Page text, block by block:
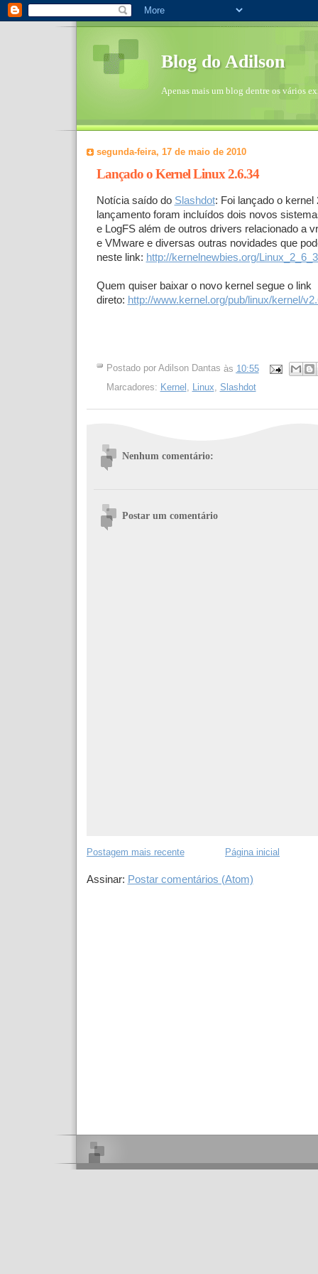
Blog do Adilson
Apenas mais um blog dentre os vários
segunda-feira, 17 de maio de 2010
Lançado o Kernel Linux 2.6.34
Notícia saído do Slashdot: Foi lançado o kernel
lançamento foram incluídos dois novos
e LogFS além de outros drivers relacionado a
e VMware e diversas outras novidades que
neste link: http://kernelnewbies.org/
Quem quiser baixar o novo kernel segue o link
direto: http://www.kernel.org/pub/linux/kernel/
Postado por Adilson Dantas às 10:55
Marcadores: Kernel , Linux, Slashdot
Nenhum comentário:
Postar um comentário
Postagem mais recente Página inicial
Assinar: Postar comentários (Atom)